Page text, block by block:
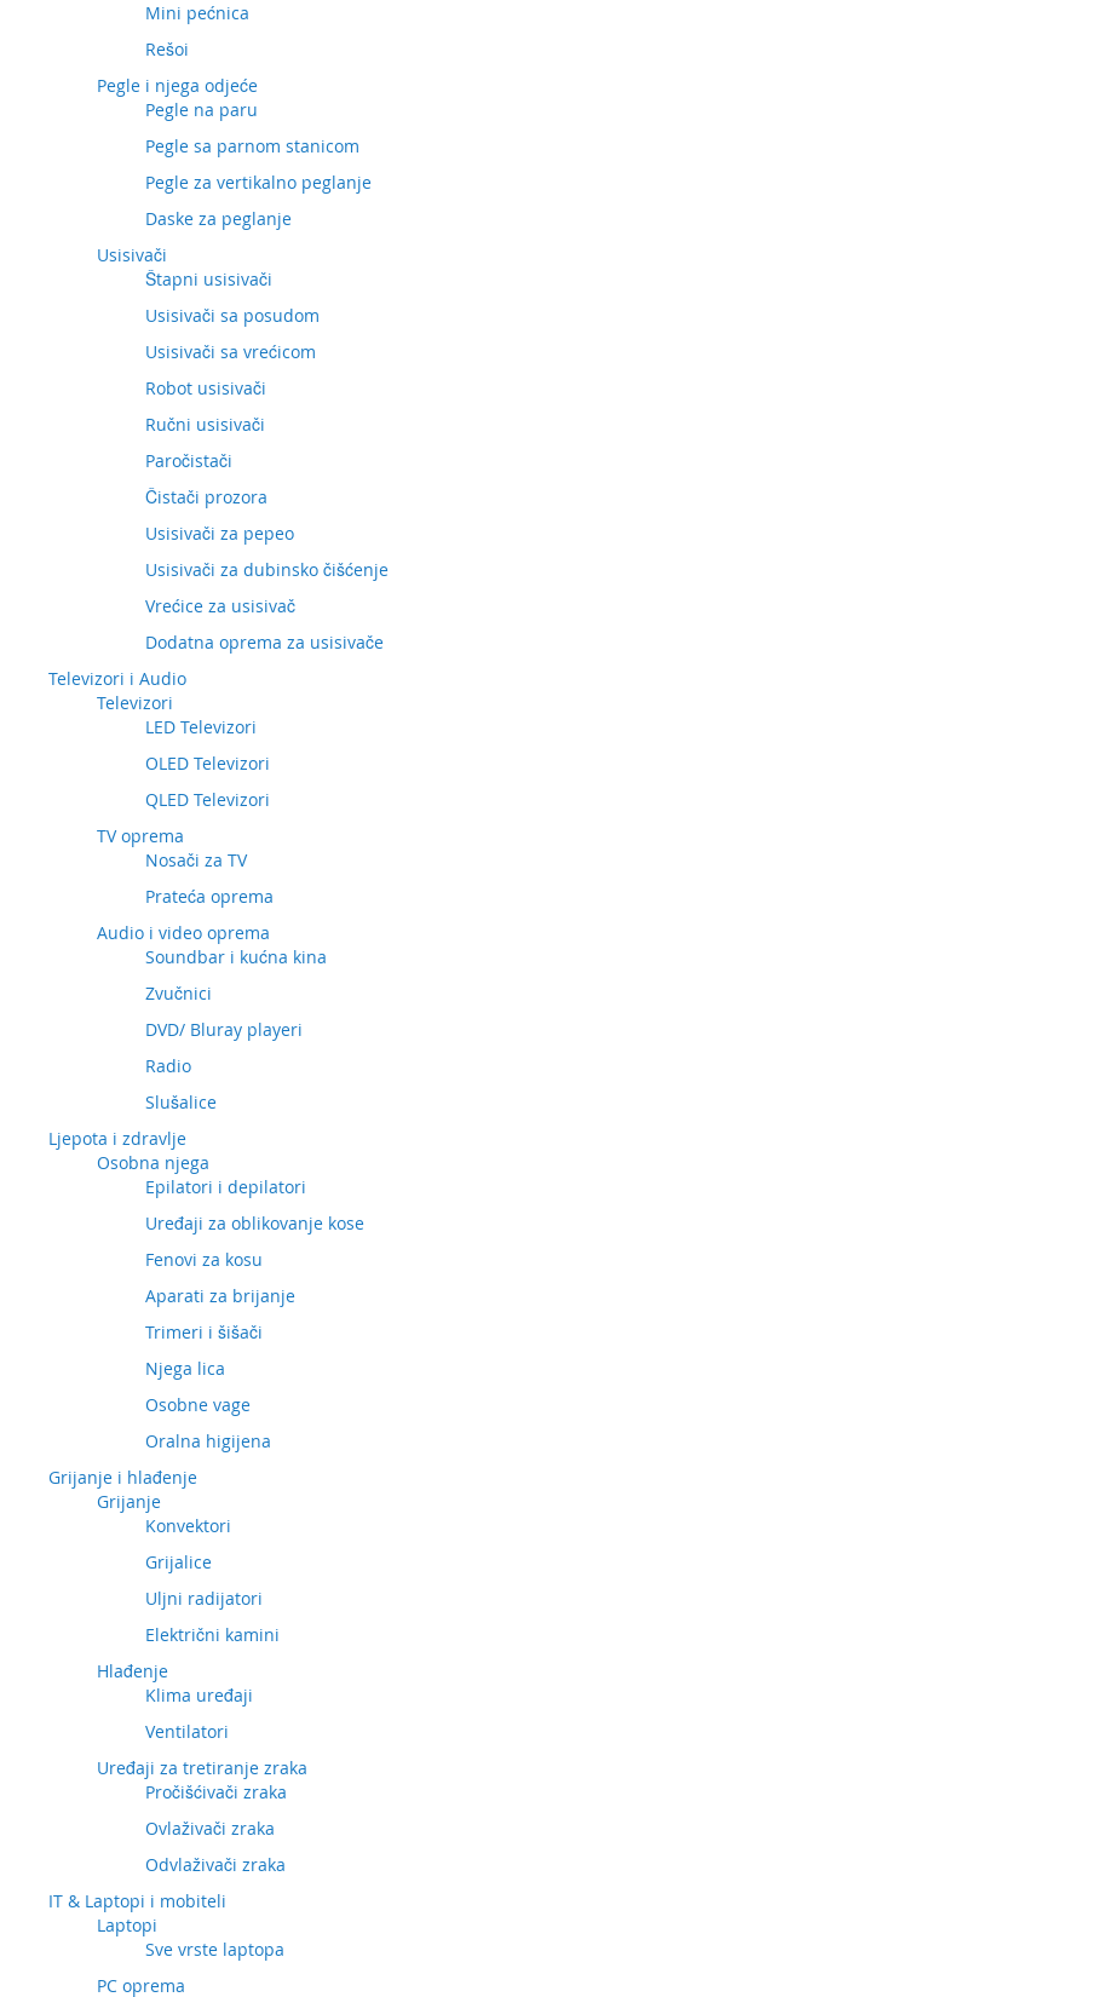
Mini pećnica
Rešoi
Pegle i njega odjeće
Pegle na paru
Pegle sa parnom stanicom
Pegle za vertikalno peglanje
Daske za peglanje
Usisivači
Štapni usisivači
Usisivači sa posudom
Usisivači sa vrećicom
Robot usisivači
Ručni usisivači
Paročistači
Čistači prozora
Usisivači za pepeo
Usisivači za dubinsko čišćenje
Vrećice za usisivač
Dodatna oprema za usisivače
Televizori i Audio
Televizori
LED Televizori
OLED Televizori
QLED Televizori
TV oprema
Nosači za TV
Prateća oprema
Audio i video oprema
Soundbar i kućna kina
Zvučnici
DVD/ Bluray playeri
Radio
Slušalice
Ljepota i zdravlje
Osobna njega
Epilatori i depilatori
Uređaji za oblikovanje kose
Fenovi za kosu
Aparati za brijanje
Trimeri i šišači
Njega lica
Osobne vage
Oralna higijena
Grijanje i hlađenje
Grijanje
Konvektori
Grijalice
Uljni radijatori
Električni kamini
Hlađenje
Klima uređaji
Ventilatori
Uređaji za tretiranje zraka
Pročišćivači zraka
Ovlaživači zraka
Odvlaživači zraka
IT & Laptopi i mobiteli
Laptopi
Sve vrste laptopa
PC oprema